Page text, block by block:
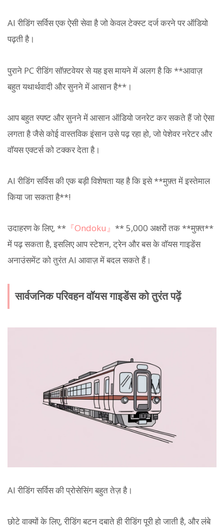
AI रीडिंग सर्विस एक ऐसी सेवा है जो केवल टेक्स्ट दर्ज करने पर ऑडियो
पढ़ती है।
पुराने PC रीडिंग सॉफ़्टवेयर से यह इस मायने में अलग है कि **आवाज़
बहुत यथार्थवादी और सुनने में आसान है**।
आप बहुत स्पष्ट और सुनने में आसान ऑडियो जनरेट कर सकते हैं जो ऐसा
लगता है जैसे कोई वास्तविक इंसान उसे पढ़ रहा हो, जो पेशेवर नरेटर और
वॉयस एक्टर्स को टक्कर देता है।
AI रीडिंग सर्विस की एक बड़ी विशेषता यह है कि इसे **मुफ़्त में इस्तेमाल
किया जा सकता है**!
उदाहरण के लिए, ** 『Ondoku』 ** 5,000 अक्षरों तक **मुफ़्त**
में पढ़ सकता है, इसलिए आप स्टेशन, ट्रेन और बस के वॉयस गाइडेंस
अनाउंसमेंट को तुरंत AI आवाज़ में बदल सकते हैं।
सार्वजनिक परिवहन वॉयस गाइडेंस को तुरंत पढ़ें
AI रीडिंग सर्विस की प्रोसेसिंग बहुत तेज़ है।
छोटे वाक्यों के लिए, रीडिंग बटन दबाते ही रीडिंग पूरी हो जाती है, और लंबे